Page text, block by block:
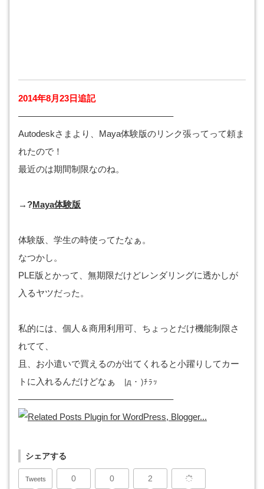
2014年8月23日追記
—————————————————–
Autodeskさまより、Maya体験版のリンク張ってって頼ま
れたので！
最近のは期間制限なのね。
→?Maya体験版
体験版、学生の時使ってたなぁ。
なつかし。
PLE版とかって、無期限だけどレンダリングに透かしが
入るヤツだった。
私的には、個人＆商用利用可、ちょっとだけ機能制限さ
れてて、
且、お小遣いで買えるのが出てくれると小躍りしてカー
トに入れるんだけどなぁ |д・)ﾁﾗｯ
—————————————————–
シェアする
Tweets 0 0 2